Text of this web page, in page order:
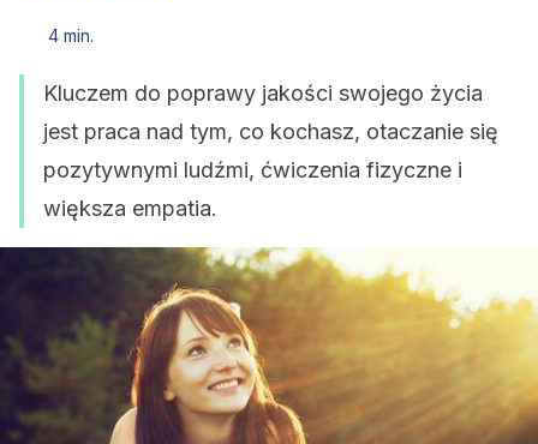
4 min.
Kluczem do poprawy jakości swojego życia
jest praca nad tym, co kochasz, otaczanie się
pozytywnymi ludźmi, ćwiczenia fizyczne i
większa empatia.